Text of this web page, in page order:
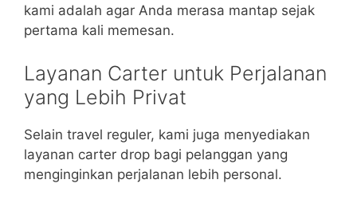
kami adalah agar Anda merasa mantap sejak
pertama kali memesan.
Layanan Carter untuk Perjalanan
yang Lebih Privat
Selain travel reguler, kami juga menyediakan
layanan carter drop bagi pelanggan yang
menginginkan perjalanan lebih personal.